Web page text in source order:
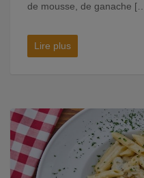
de mousse, de ganache
Lire plus